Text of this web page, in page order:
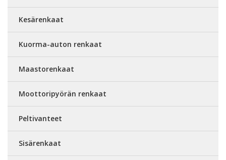
Kesärenkaat
Kuorma-auton renkaat
Maastorenkaat
Moottoripyörän renkaat
Peltivanteet
Sisärenkaat